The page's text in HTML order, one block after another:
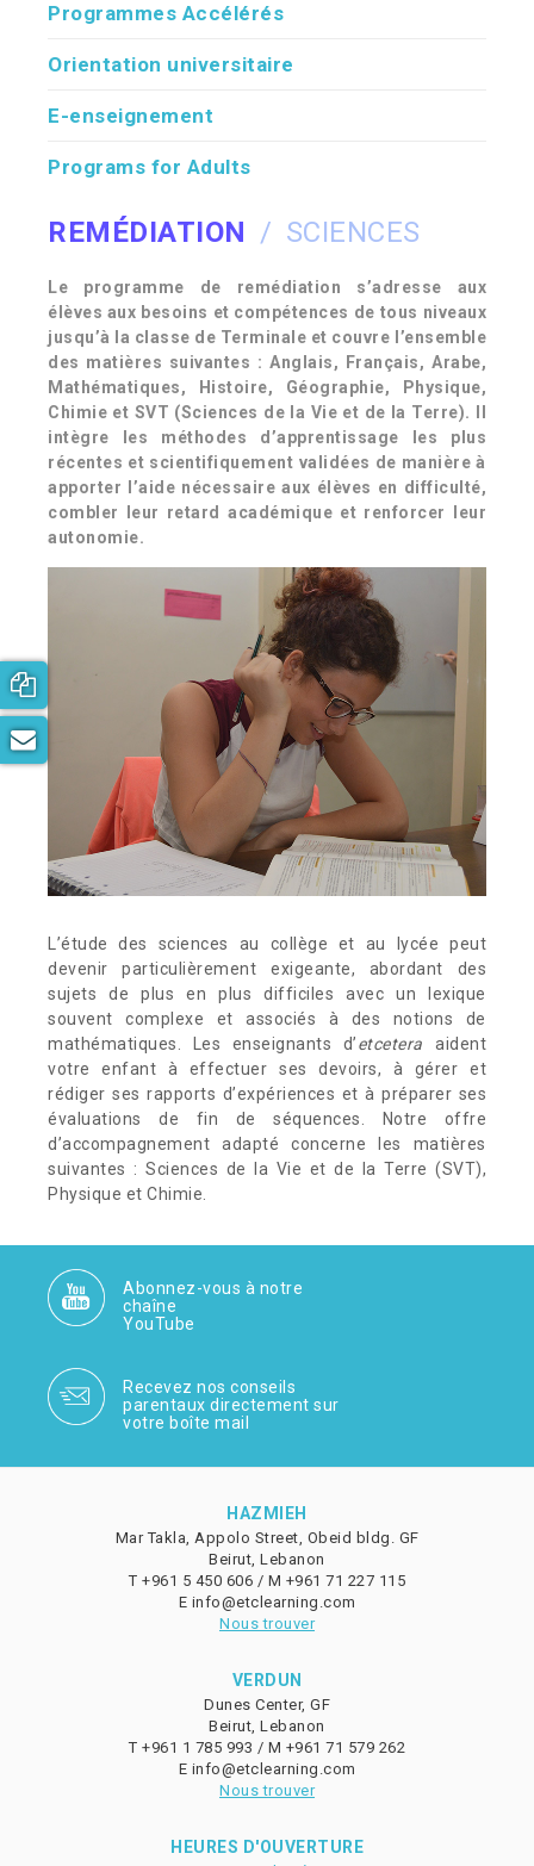
Consultation gratuite
Bulletin d'information
Programmes Accélérés
Orientation universitaire
E-enseignement
Programs for Adults
REMÉDIATION SCIENCES
Le programme de remédiation s’adresse aux
élèves aux besoins et compétences de tous niveaux
jusqu’à la classe de Terminale et couvre l’ensemble
des matières suivantes : Anglais, Français, Arabe,
Mathématiques, Histoire, Géographie, Physique,
Chimie et SVT (Sciences de la Vie et de la Terre). Il
intègre les méthodes d’apprentissage les plus
récentes et scientifiquement validées de manière à
apporter l’aide nécessaire aux élèves en difficulté,
combler leur retard académique et renforcer leur
autonomie.
L’étude des sciences au collège et au lycée peut
devenir particulièrement exigeante, abordant des
sujets de plus en plus difficiles avec un lexique
souvent complexe et associés à des notions de
mathématiques. Les enseignants d’etcetera aident
votre enfant à effectuer ses devoirs, à gérer et
rédiger ses rapports d’expériences et à préparer ses
évaluations de fin de séquences. Notre offre
d’accompagnement adapté concerne les matières
suivantes : Sciences de la Vie et de la Terre (SVT),
Physique et Chimie.
Abonnez-vous à notre
chaîne
YouTube
Recevez nos conseils
parentaux directement sur
votre boîte mail
HAZMIEH
Mar Takla, Appolo Street, Obeid bldg. GF
Beirut, Lebanon
T +961 5 450 606 / M +961 71 227 115
E info@etclearning.com
Nous trouver
VERDUN
Dunes Center, GF
Beirut, Lebanon
T +961 1 785 993 / M +961 71 579 262
E info@etclearning.com
Nous trouver
HEURES D'OUVERTURE